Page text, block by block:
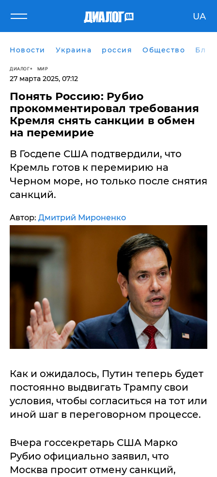
UA
Новости Украина россия Общество
ДИАЛОГ МИР
27 марта 2025, 07:12
​Понять Россию: Рубио
прокомментировал требования
Кремля снять санкции в обмен
на перемирие
В Госдепе США подтвердили, что
Кремль готов к перемирию на
Черном море, но только после снятия
санкций.
Автор: Дмитрий Мироненко
Как и ожидалось, Путин теперь будет
постоянно выдвигать Трампу свои
условия, чтобы согласиться на тот или
иной шаг в переговорном процессе.
Вчера госсекретарь США Марко
Рубио официально заявил, что
Москва просит отмену санкций,